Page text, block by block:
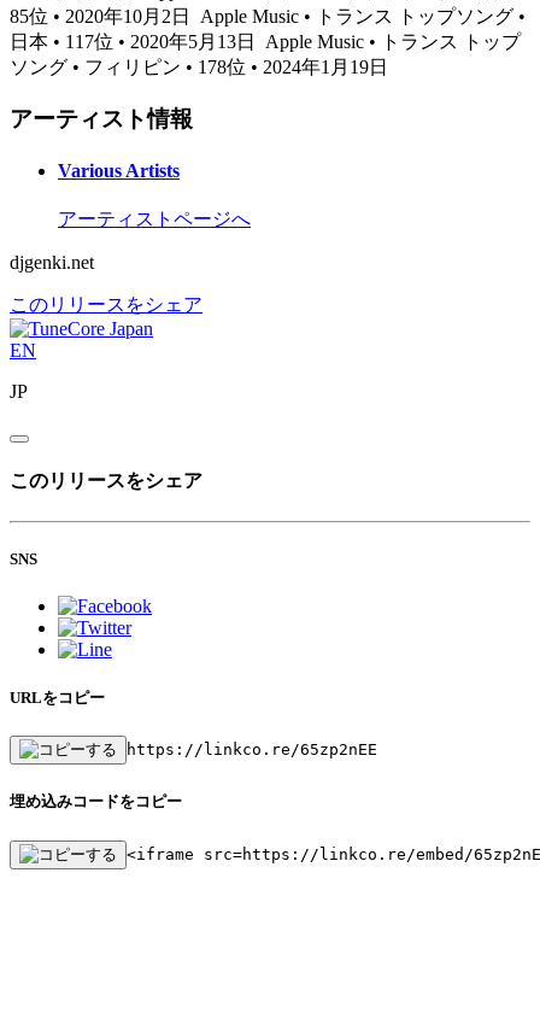
85位 • 2020年10月2日
Apple Music • トランス トップソング •
日本 • 117位 • 2020年5月13日
Apple Music • トランス トップ
ソング • フィリピン • 178位 • 2024年1月19日
アーティスト情報
Various Artists
アーティストページへ
djgenki.net
このリリースをシェア
EN
JP
このリリースをシェア
SNS
URLをコピー
https://linkco.re/65zp2nEE
埋め込みコードをコピー
<iframe src=https://linkco.re/embed/